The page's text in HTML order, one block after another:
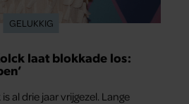
GELUKKIG
laat blokkade los:
al drie jaar vrijgezel. Lange